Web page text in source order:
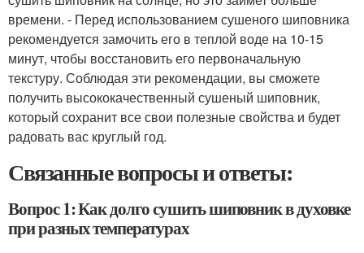
времени. - Перед использованием сушеного шиповника
рекомендуется замочить его в теплой воде на 10-15
минут, чтобы восстановить его первоначальную
текстуру. Соблюдая эти рекомендации, вы сможете
получить высококачественный сушеный шиповник,
который сохранит все свои полезные свойства и будет
радовать вас круглый год.
Связанные вопросы и ответы:
Вопрос 1: Как долго сушить шиповник в духовке
при разных температурах